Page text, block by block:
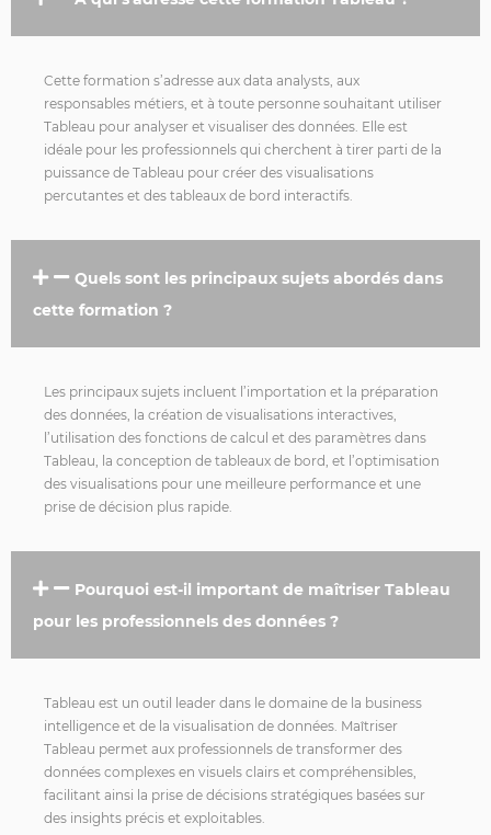
Cette formation s’adresse aux data analysts, aux
responsables métiers, et à toute personne souhaitant utiliser
Tableau pour analyser et visualiser des données. Elle est
idéale pour les professionnels qui cherchent à tirer parti de la
puissance de Tableau pour créer des visualisations
percutantes et des tableaux de bord interactifs.
Quels sont les principaux sujets abordés dans
cette formation ?
Les principaux sujets incluent l’importation et la préparation
des données, la création de visualisations interactives,
l’utilisation des fonctions de calcul et des paramètres dans
Tableau, la conception de tableaux de bord, et l’optimisation
des visualisations pour une meilleure performance et une
prise de décision plus rapide.
Pourquoi est-il important de maîtriser Tableau
pour les professionnels des données ?
Tableau est un outil leader dans le domaine de la business
intelligence et de la visualisation de données. Maîtriser
Tableau permet aux professionnels de transformer des
données complexes en visuels clairs et compréhensibles,
facilitant ainsi la prise de décisions stratégiques basées sur
des insights précis et exploitables.